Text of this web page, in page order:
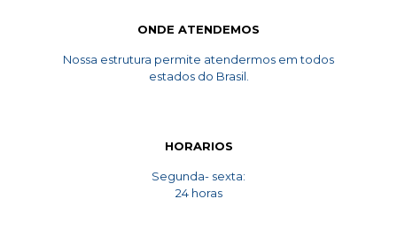
ONDE ATENDEMOS
Nossa estrutura permite atendermos em todos
estados do Brasil.
HORARIOS
Segunda- sexta:
24 horas